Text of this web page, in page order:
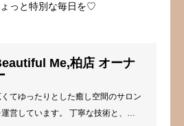
っと特別な毎日を♡
Me,柏店 オーナ
くてゆったりとした癒し空間のサロン
運営しています。 丁寧な技術と、落